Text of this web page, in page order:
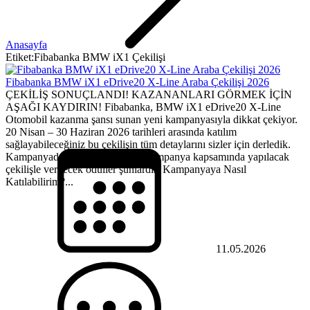
Anasayfa
Etiket:Fibabanka BMW iX1 Çekilişi
Fibabanka BMW iX1 eDrive20 X-Line Araba Çekilişi 2026
ÇEKİLİŞ SONUÇLANDI! KAZANANLARI GÖRMEK İÇİN
AŞAĞI KAYDIRIN! Fibabanka, BMW iX1 eDrive20 X-Line
Otomobil kazanma şansı sunan yeni kampanyasıyla dikkat çekiyor.
20 Nisan – 30 Haziran 2026 tarihleri arasında katılım
sağlayabileceğiniz bu çekilişin tüm detaylarını sizler için derledik.
Kampanyadaki Ödüller Neler? Kampanya kapsamında yapılacak
çekilişle verilecek ödüller şunlardır: Kampanyaya Nasıl
Katılabilirim?...
11.05.2026